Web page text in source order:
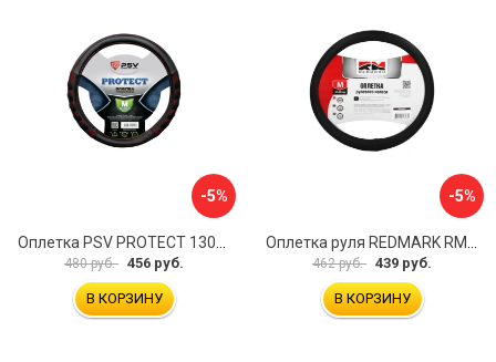
-5%
Оплетка PSV PROTECT 130503
480 руб. 456 руб.
В КОРЗИНУ
-5%
Оплетка руля REDMARK RM78002
462 руб. 439 руб.
В КОРЗИНУ